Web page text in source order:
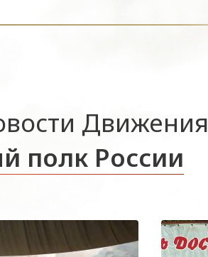
Движения
полк России